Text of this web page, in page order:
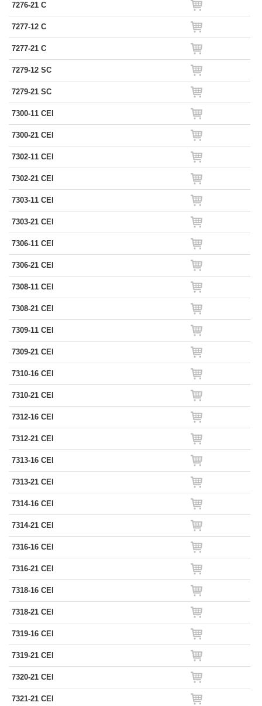
7276-21 C
7277-12 C
7277-21 C
7279-12 SC
7279-21 SC
7300-11 CEI
7300-21 CEI
7302-11 CEI
7302-21 CEI
7303-11 CEI
7303-21 CEI
7306-11 CEI
7306-21 CEI
7308-11 CEI
7308-21 CEI
7309-11 CEI
7309-21 CEI
7310-16 CEI
7310-21 CEI
7312-16 CEI
7312-21 CEI
7313-16 CEI
7313-21 CEI
7314-16 CEI
7314-21 CEI
7316-16 CEI
7316-21 CEI
7318-16 CEI
7318-21 CEI
7319-16 CEI
7319-21 CEI
7320-21 CEI
7321-21 CEI